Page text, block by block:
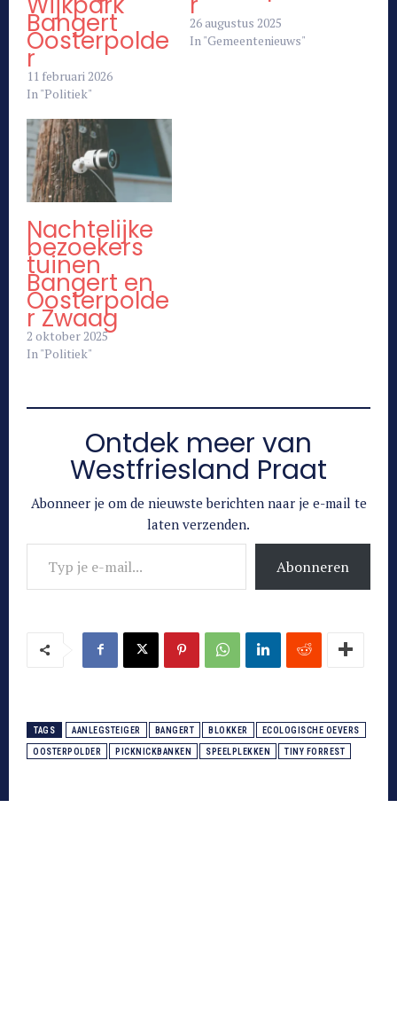
Bangert
Oosterpolde
r
11 februari 2026
In "Politiek"
26 augustus 2025
In "Gemeentenieuws"
Nachtelijke
bezoekers
tuinen
Bangert en
Oosterpolde
r Zwaag
2 oktober 2025
In "Politiek"
Ontdek meer van
Westfriesland Praat
Abonneer je om de nieuwste berichten naar je e-mail te
laten verzenden.
Typ je e-mail...
Abonneren
TAGS AANLEGSTEIGER BANGERT BLOKKER ECOLOGISCHE OEVERS
OOSTERPOLDER PICKNICKBANKEN SPEELPLEKKEN TINY FORREST